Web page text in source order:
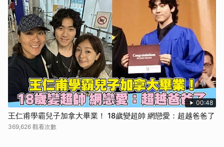
00:48
王仁甫學霸兒子加拿大畢業！ 18歲變超帥 網戀愛：超越爸爸了
369,626 觀看次數